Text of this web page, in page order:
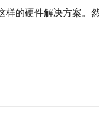
样的硬件解决方案。